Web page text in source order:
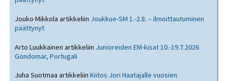
Jouko Mikkola artikkeliin Joukkue-SM 1.-2.8. – ilmoittautuminen
päättynyt
Arto Luukkainen artikkeliin Junioreiden EM-kisat 10.-19.7.2026
Gondomar, Portugali
Juha Suotmaa artikkeliinKiitos Jori Haatajalle vuosien